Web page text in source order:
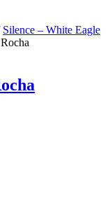
Silence – White Eagle